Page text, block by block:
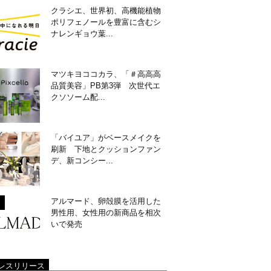
クラシエ、世界初、高機能植物
ポリフェノールを豊富に含むシ
ナレンギョウ葉...
マツキヨココカラ、「＃高高高
品質美容」PB第3弾 次世代エ
クソソーム配...
「バイユア」がベースメイクを
刷新 下地とクッションファン
デ、新コンシー...
アルマード、卵殻膜を活用した
男性用、女性用の新商品を相次
いで発売
スリリース